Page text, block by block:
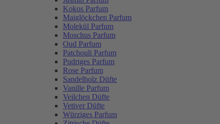
Kokos Parfum
Maiglöckchen Parfum
Molekül Parfum
Moschus Parfum
Oud Parfum
Patchouli Parfum
Pudriges Parfum
Rose Parfum
Sandelholz Düfte
Vanille Parfum
Veilchen Düfte
Vetiver Düfte
Würziges Parfum